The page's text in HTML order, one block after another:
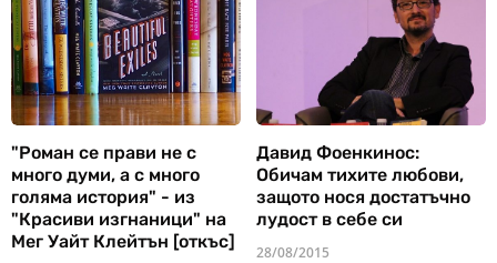
"Роман се прави не с
много думи, а с много
голяма история" - из
"Красиви изгнаници" на
Мег Уайт Клейтън [откъс]
Давид Фоенкинос:
Обичам тихите любови,
защото нося достатъчно
лудост в себе си
28/08/2015